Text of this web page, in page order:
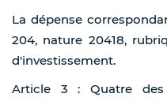
La dépense
204, nature 20418,
d'investissement.
Article 3 : Quatre des